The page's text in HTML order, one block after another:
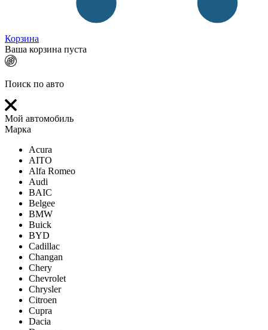
Корзина
Ваша корзина пуста
Поиск по авто
Мой автомобиль
Марка
Acura
AITO
Alfa Romeo
Audi
BAIC
Belgee
BMW
Buick
BYD
Cadillac
Changan
Chery
Chevrolet
Chrysler
Citroen
Cupra
Dacia